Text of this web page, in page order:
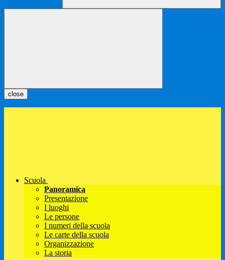
close
Scuola
Panoramica
Presentazione
I luoghi
Le persone
I numeri della scuola
Le carte della scuola
Organizzazione
La storia